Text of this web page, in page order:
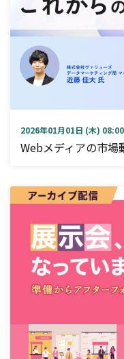
2026年01月01日 (木)
Webメディアの市場